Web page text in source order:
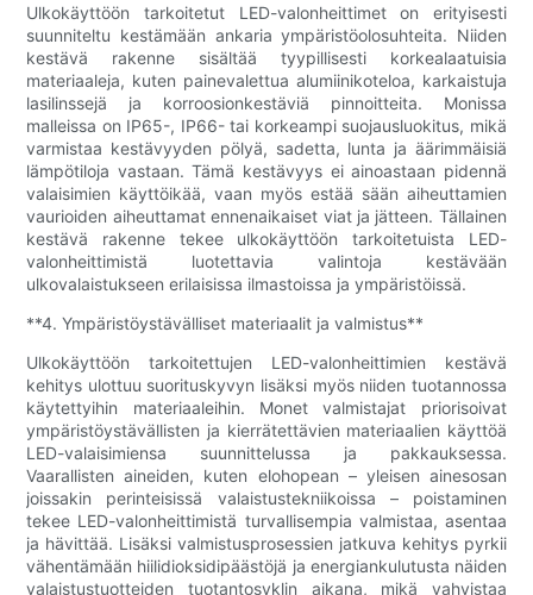
Ulkokäyttöön tarkoitetut LED-valonheittimet on erityisesti
suunniteltu kestämään ankaria ympäristöolosuhteita. Niiden
kestävä rakenne sisältää tyypillisesti korkealaatuisia
materiaaleja, kuten painevalettua alumiinikoteloa, karkaistuja
lasilinssejä ja korroosionkestäviä pinnoitteita. Monissa
malleissa on IP65-, IP66- tai korkeampi suojausluokitus, mikä
varmistaa kestävyyden pölyä, sadetta, lunta ja äärimmäisiä
lämpötiloja vastaan. Tämä kestävyys ei ainoastaan ​​pidennä
valaisimien käyttöikää, vaan myös estää sään aiheuttamien
vaurioiden aiheuttamat ennenaikaiset viat ja jätteen. Tällainen
kestävä rakenne tekee ulkokäyttöön tarkoitetuista LED-
valonheittimistä luotettavia valintoja kestävään
ulkovalaistukseen erilaisissa ilmastoissa ja ympäristöissä.
**4. Ympäristöystävälliset materiaalit ja valmistus**
Ulkokäyttöön tarkoitettujen LED-valonheittimien kestävä
kehitys ulottuu suorituskyvyn lisäksi myös niiden tuotannossa
käytettyihin materiaaleihin. Monet valmistajat priorisoivat
ympäristöystävällisten ja kierrätettävien materiaalien käyttöä
LED-valaisimiensa suunnittelussa ja pakkauksessa.
Vaarallisten aineiden, kuten elohopean – yleisen ainesosan
joissakin perinteisissä valaistustekniikoissa – poistaminen
tekee LED-valonheittimistä turvallisempia valmistaa, asentaa
ja hävittää. Lisäksi valmistusprosessien jatkuva kehitys pyrkii
vähentämään hiilidioksidipäästöjä ja energiankulutusta näiden
valaistustuotteiden tuotantosyklin aikana, mikä vahvistaa